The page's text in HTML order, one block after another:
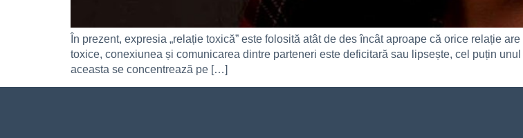
În prezent, expresia „relație toxică” este folosită atât de des încât aproape că orice relație
toxice, conexiunea și comunicarea dintre parteneri este deficitară sau lipsește, cel puțin
aceasta se concentrează pe […]